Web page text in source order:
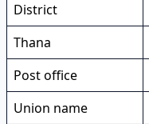
District
Thana
Post office
Union name